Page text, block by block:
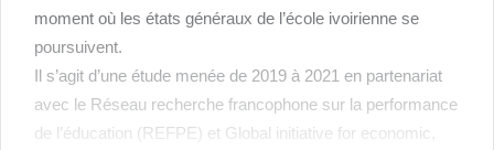
moment où les états généraux de l’école ivoirienne se
poursuivent.
Il s’agit d’une étude menée de 2019 à 2021 en partenariat
avec le Réseau recherche francophone sur la performance
de l’éducation (REFPE) et Global initiative for economic,